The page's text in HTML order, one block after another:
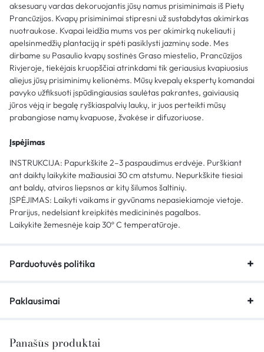
aksesuarų vardas dekoruojantis jūsų namus prisiminimais iš Pietų
Prancūzijos. Kvapų prisiminimai stipresni už sustabdytas akimirkas
nuotraukose. Kvapai leidžia mums vos per akimirką nukeliauti į
apelsinmedžių plantaciją ir spėti pasiklysti jazminų sode. Mes
dirbame su Pasaulio kvapų sostinės Graso miestelio, Prancūzijos
Rivjeroje, tiekėjais kruopščiai atrinkdami tik geriausius kvapiuosius
aliejus jūsų prisiminimų kelionėms. Mūsų kvepalų ekspertų komandai
pavyko užfiksuoti įspūdingiausias saulėtas pakrantes, gaiviausią
jūros vėją ir begalę ryškiaspalvių laukų, ir juos perteikti mūsų
prabangiose namų kvapuose, žvakėse ir difuzoriuose.
Įspėjimas
INSTRUKCIJA: Papurkškite 2–3 paspaudimus erdvėje. Purškiant
ant daiktų laikykite mažiausiai 30 cm atstumu. Nepurkškite tiesiai
ant baldų, atviros liepsnos ar kitų šilumos šaltinių.
ĮSPĖJIMAS: Laikyti vaikams ir gyvūnams nepasiekiamoje vietoje.
Prarijus, nedelsiant kreipkitės medicininės pagalbos.
Laikykite žemesnėje kaip 30º C temperatūroje.
Parduotuvės politika
Paklausimai
Panašūs produktai